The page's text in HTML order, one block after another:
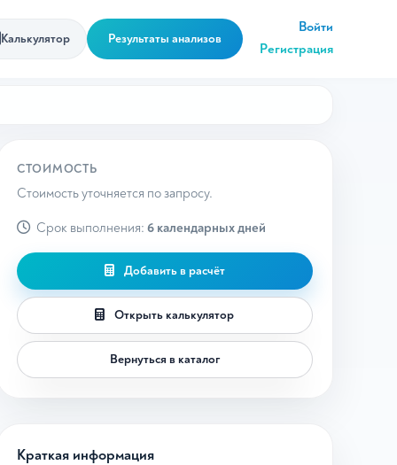
Калькулятор Результаты анализов
Войти
Регистрация
СТОИМОСТЬ
Стоимость уточняется по запросу.
Срок выполнения: 6 календарных дней
Добавить в расчёт
Открыть калькулятор
Вернуться в каталог
Краткая информация